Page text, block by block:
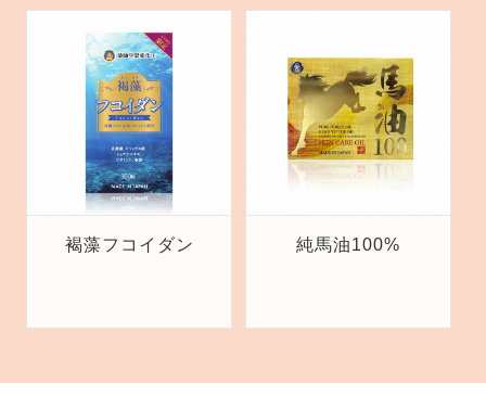
褐藻フコイダン 純馬油100%